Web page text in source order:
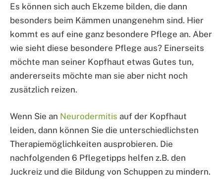
Es können sich auch Ekzeme bilden, die dann
besonders beim Kämmen unangenehm sind. Hier
kommt es auf eine ganz besondere Pflege an. Aber
wie sieht diese besondere Pflege aus? Einerseits
möchte man seiner Kopfhaut etwas Gutes tun,
andererseits möchte man sie aber nicht noch
zusätzlich reizen.
Wenn Sie an Neurodermitis auf der Kopfhaut
leiden, dann können Sie die unterschiedlichsten
Therapiemöglichkeiten ausprobieren. Die
nachfolgenden 6 Pflegetipps helfen z.B. den
Juckreiz und die Bildung von Schuppen zu mindern.